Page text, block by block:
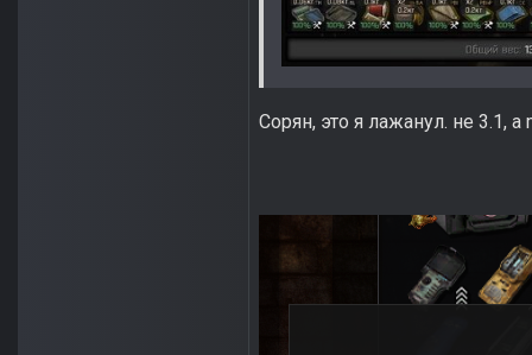
Сорян, это я лажанул. не 3.1, а